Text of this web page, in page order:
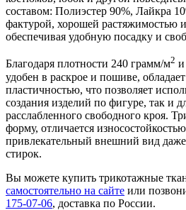
составом: Полиэстер 90%, Лайкра
фактурой, хорошей растяжимостью
обеспечивая удобную посадку и
Благодаря плотности 240 грамм/м2 и
удобен в раскрое и пошиве,
пластичностью, что позволяет
создания изделий по фигуре, так и
расслабленного свободного кроя.
форму, отличается
привлекательный внешний вид
стирок.
Вы можете купить трикотажные
самостоятельно на сайте или
175-07-06, доставка по России.